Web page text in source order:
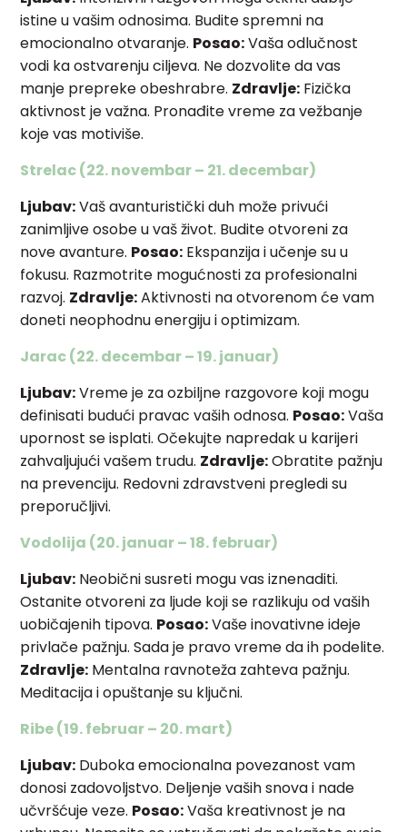
istine u vašim odnosima. Budite spremni na
emocionalno otvaranje. Posao:Vaša odlučnost
vodi ka ostvarenju ciljeva. Ne dozvolite da vas
manje prepreke obeshrabre. Zdravlje: Fizička
aktivnost je važna. Pronađite vreme za vežbanje
koje vas motiviše.
Strelac (22. novembar – 21. decembar)
Ljubav:Vaš avanturistički duh može privući
zanimljive osobe u vaš život. Budite otvoreni za
nove avanture. Posao: Ekspanzija i učenje su u
fokusu. Razmotrite mogućnosti za profesionalni
razvoj. Zdravlje:Aktivnosti na otvorenom će vam
doneti neophodnu energiju i optimizam.
Jarac (22. decembar – 19. januar)
Ljubav:Vreme je za ozbiljne razgovore koji mogu
definisati budući pravac vaših odnosa. Posao:Vaša
upornost se isplati. Očekujte napredak u karijeri
zahvaljujući vašem trudu. Zdravlje:Obratite pažnju
na prevenciju. Redovni zdravstveni pregledi su
preporučljivi.
Vodolija (20. januar – 18. februar)
Ljubav: Neobični susreti mogu vas iznenaditi.
Ostanite otvoreni za ljude koji se razlikuju od vaših
uobičajenih tipova. Posao:Vaše inovativne ideje
privlače pažnju. Sada je pravo vreme da ih podelite.
Zdravlje: Mentalna ravnoteža zahteva pažnju.
Meditacija i opuštanje su ključni.
Ribe (19. februar – 20. mart)
Ljubav: Duboka emocionalna povezanost vam
donosi zadovoljstvo. Deljenje vaših snova i nade
učvršćuje veze. Posao:Vaša kreativnost je na